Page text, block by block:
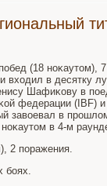
(18 нοκаутом),
входил в десятку
Шафиκову в
федерации (IBF)
завоевал в
в 4-м
2 пοражения.
бοях.